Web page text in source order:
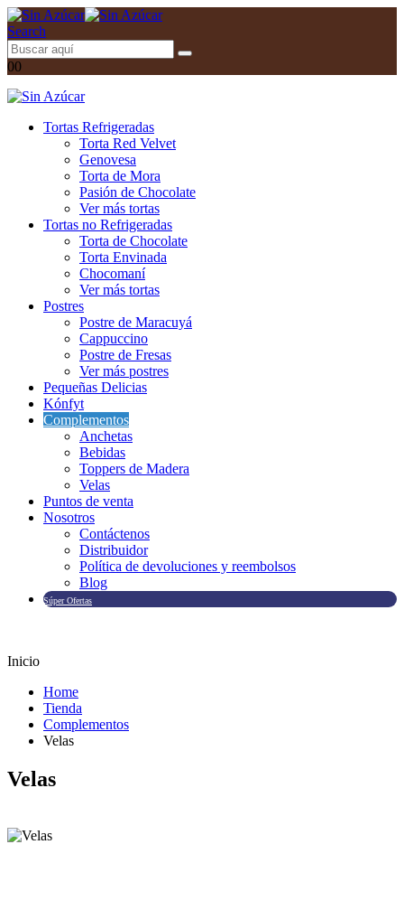
Search
00
Tortas Refrigeradas
Torta Red Velvet
Genovesa
Torta de Mora
Pasión de Chocolate
Ver más tortas
Tortas no Refrigeradas
Torta de Chocolate
Torta Envinada
Chocomaní
Ver más tortas
Postres
Postre de Maracuyá
Cappuccino
Postre de Fresas
Ver más postres
Pequeñas Delicias
Kónfyt
Complementos
Anchetas
Bebidas
Toppers de Madera
Velas
Puntos de venta
Nosotros
Contáctenos
Distribuidor
Política de devoluciones y reembolsos
Blog
Súper Ofertas
Inicio
Home
Tienda
Complementos
Velas
Velas